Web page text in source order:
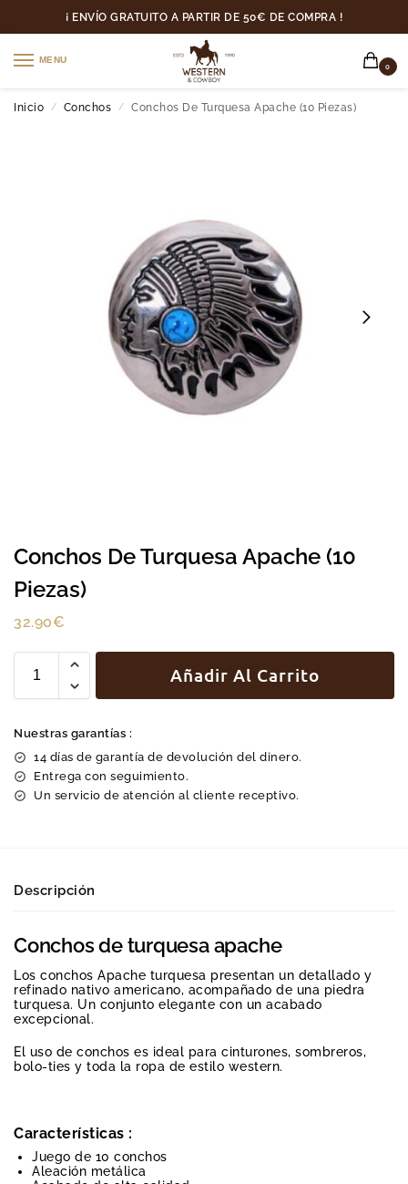
¡ ENVÍO GRATUITO A PARTIR DE 50€ DE COMPRA !
MENU
0
Inicio / Conchos / Conchos De Turquesa Apache (10 Piezas)
Conchos De Turquesa Apache (10
Piezas)
32.90€
Añadir Al Carrito
Nuestras garantías :
14 días de garantía de devolución del dinero.
Entrega con seguimiento.
Un servicio de atención al cliente receptivo.
Descripción
Conchos de turquesa apache
Los conchos Apache turquesa presentan un detallado y
refinado nativo americano, acompañado de una piedra
turquesa. Un conjunto elegante con un acabado
excepcional.
El uso de conchos es ideal para cinturones, sombreros,
bolo-ties y toda la ropa de estilo western.
Características :
Juego de 10 conchos
Aleación metálica